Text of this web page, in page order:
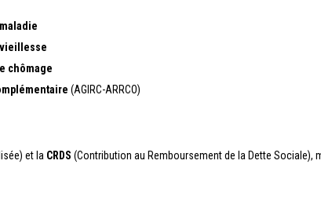
chômage
(AGIRC-ARRCO)
et la CRDS (Contribution au Remboursement de la Dette Sociale),